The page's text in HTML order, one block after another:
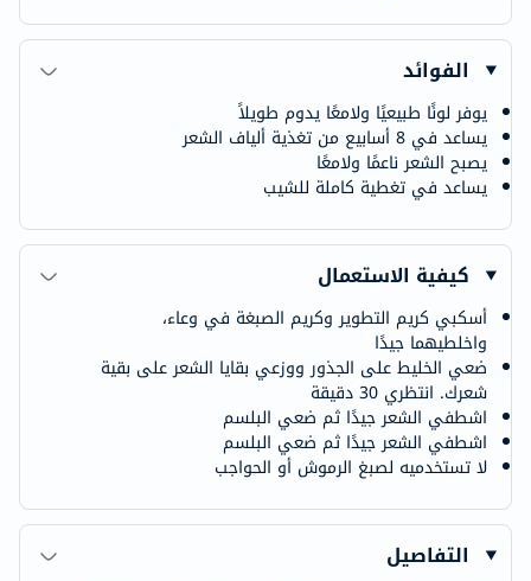
الفوائد
يوفر لونًا طبيعيًا ولامعًا يدوم طويلاً
يساعد في 8 أسابيع من تغذية ألياف الشعر
يصبح الشعر ناعمًا ولامعًا
يساعد في تغطية كاملة للشيب
كيفية الاستعمال
أسكبي كريم التطوير وكريم الصبغة في وعاء،
واخلطيهما جيدًا
ضعي الخليط على الجذور ووزعي بقايا الشعر على بقية
شعرك. انتظري 30 دقيقة
اشطفي الشعر جيدًا ثم ضعي البلسم
اشطفي الشعر جيدًا ثم ضعي البلسم
لا تستخدميه لصبغ الرموش أو الحواجب
التفاصيل